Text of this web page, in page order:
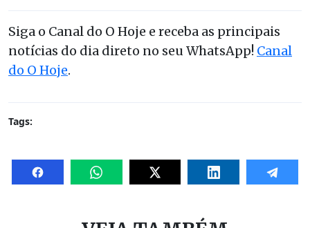
Siga o Canal do O Hoje e receba as principais
notícias do dia direto no seu WhatsApp! Canal
do O Hoje.
Tags: